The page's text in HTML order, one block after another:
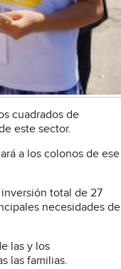
cuadrados de
este sector.
a los colonos de ese
total de 27
necesidades de
las y los
las familias.